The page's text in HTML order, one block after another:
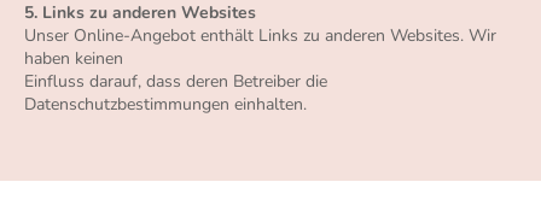
5. Links zu anderen Websites
Unser Online-Angebot enthält Links zu anderen Websites. Wir
haben keinen
Einfluss darauf, dass deren Betreiber die
Datenschutzbestimmungen einhalten.